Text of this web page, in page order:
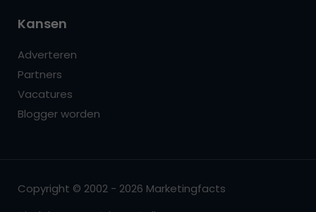
Kansen
Adverteren
Partners
Vacatures
Blogger worden
Copyright © 2002 - 2026 Marketingfacts